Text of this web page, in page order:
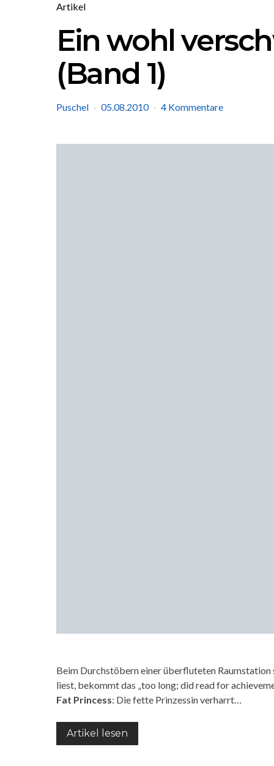
Artikel
Ein wohl
(Band 1)
Puschel 05.08.2010 4 Kommentare
Beim Durchstöbern einer überfluteten
liest, bekommt das „too long; did read for
Fat Princess: Die fette Prinzessin verharrt…
Artikel lesen